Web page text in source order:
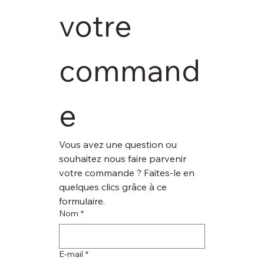
votre
command
e
Vous avez une question ou
souhaitez nous faire parvenir
votre commande ? Faites-le en
quelques clics grâce à ce
formulaire.
Nom *
E‑mail *